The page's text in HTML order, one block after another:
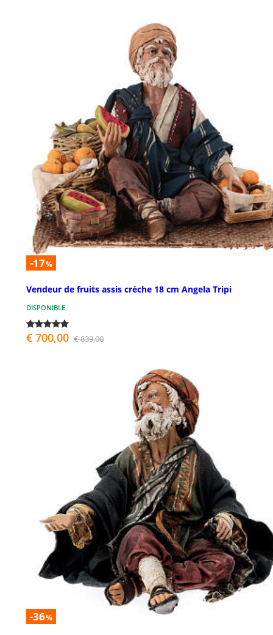
-17%
Vendeur de fruits assis crèche 18 cm Angela Tripi
DISPONIBLE
€ 700,00 € 839,00
-36%